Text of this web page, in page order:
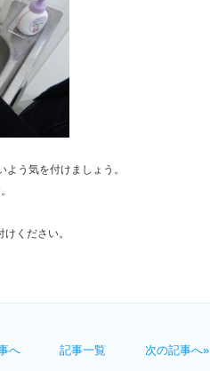
う気を付けましょう。
ください。
へ 記事一覧 次の記事へ»